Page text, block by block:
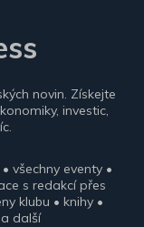
novin. Získejte
investic,
všechny eventy •
s redakcí přes
klubu • knihy •
další